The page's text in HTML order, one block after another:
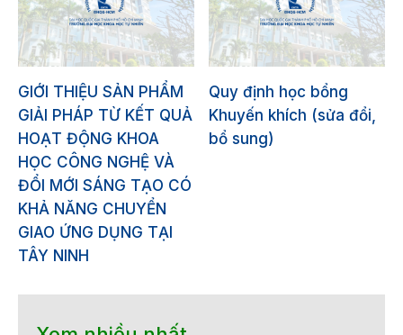
GIỚI THIỆU SẢN PHẨM
GIẢI PHÁP TỪ KẾT QUẢ
HOẠT ĐỘNG KHOA
HỌC CÔNG NGHỆ VÀ
ĐỔI MỚI SÁNG TẠO CÓ
KHẢ NĂNG CHUYỂN
GIAO ỨNG DỤNG TẠI
TÂY NINH
Quy định học bổng
Khuyến khích (sửa đổi,
bổ sung)